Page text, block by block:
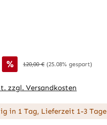
% Regulärer Preis:
120,00 € (25.08% gespart)
zzgl. Versandkosten
in 1 Tag, Lieferzeit 1-3 Tage